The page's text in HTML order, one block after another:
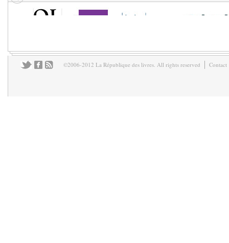
©2006-2012 La République des livres. All rights reserved Contact